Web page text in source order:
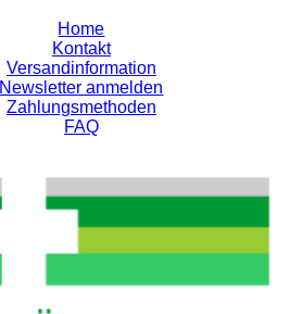
Home
Kontakt
Versandinformation
Newsletter anmelden
Zahlungsmethoden
FAQ